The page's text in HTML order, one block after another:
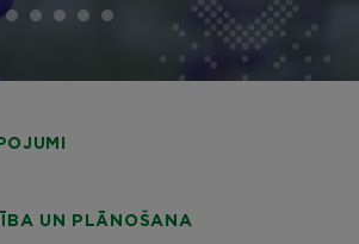
UN PLĀNOŠANA